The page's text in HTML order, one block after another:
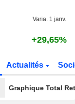
Varia. 1 janv.
+29,65%
Actualités
Graphique Total